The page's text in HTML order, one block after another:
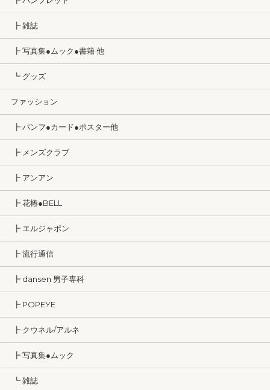
┣ 雑誌
┣ 写真集●ムック●書籍 他
┗ グッズ
ファッション
┣ パンフ●カード●ポスター他
┣ メンズクラブ
┣ アンアン
┣ 花椿●BELL
┣ エルジャポン
┣ 流行通信
┣ dansen 男子専科
┣ POPEYE
┣ クウネル/アルネ
┣ 写真集●ムック
┗ 雑誌